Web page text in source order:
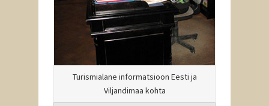
Turismialane informatsioon Eesti ja
Viljandimaa kohta